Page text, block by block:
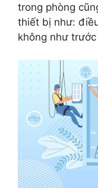
trong phòng
thiết bị như:
không như